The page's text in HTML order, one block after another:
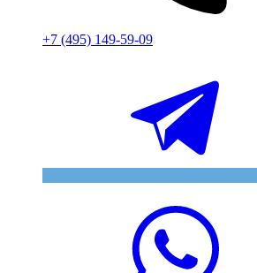
+7 (495) 149-59-09